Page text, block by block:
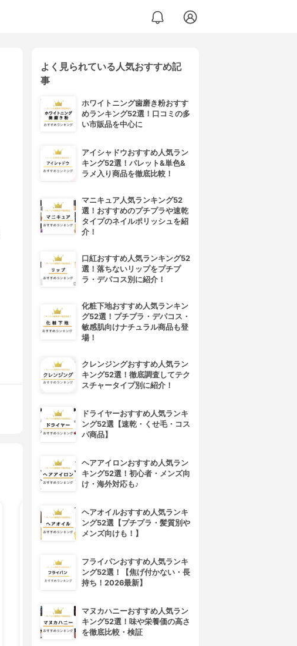
4位
MENTHOLATUM(メンソレー
タム)
よく見られている人気おすすめ記
事
ホワイトニング歯磨き粉おすす
めランキング52選！口コミの多
い市販品を中心に
アイシャドウおすすめ人気ラン
キング52選！パレット&単色&
ラメ入り商品を徹底比較！
マニキュア人気ランキング52
選！おすすめのプチプラや速乾
タイプのネイルポリッシュを紹
介！
口紅おすすめ人気ランキング52
選！落ちないリップをプチプ
ラ・デパコス別に紹介！
化粧下地おすすめ人気ランキン
グ52選！プチプラ・デパコス・
敏感肌向けナチュラル商品も登
場！
クレンジングおすすめ人気ラン
キング52選！徹底調査してテク
スチャータイプ別に紹介！
ドライヤーおすすめ人気ランキ
ング52選【速乾・くせ毛・コス
パ商品】
ヘアアイロンおすすめ人気ラン
キング52選！初心者・メンズ向
け・海外対応も♪
ヘアオイルおすすめ人気ランキ
ング52選【プチプラ・髪質別や
メンズ向けも！】
フライパンおすすめ人気ランキ
ング52選！【焦げ付かない・長
持ち！2026最新】
マヌカハニーおすすめ人気ラン
キング52選！味や栄養価の高さ
を徹底比較・検証